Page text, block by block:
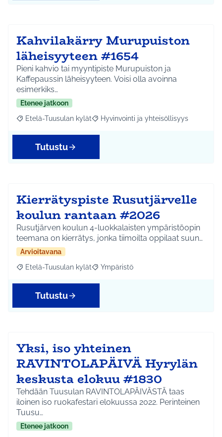
Kahvilakärry Murupuiston
läheisyyteen #1654
Pieni kahvio tai myyntipiste Murupuiston ja
Kaffepaussin läheisyyteen. Voisi olla avoinna
esimerkiks…
Etenee jatkoon
Rajaa tulokset aihepiirin mukaan: Etelä-Tuusulan kylät
Etelä-Tuusulan kylät Rajaa tulokset teeman mukaan:
Hyvinvointi ja yhteisöllisyys
Tutustu
Kierrätyspiste Rusutjärvelle
koulun rantaan #2026
Rusutjärven koulun 4-luokkalaisten ympäristöopin
teemana on kierrätys, jonka tiimoilta oppilaat suun…
Arvioitavana
Rajaa tulokset aihepiirin mukaan: Etelä-Tuusulan kylät
Etelä-Tuusulan kylät Rajaa tulokset teeman mukaan:
Ympäristö
Tutustu
Yksi, iso yhteinen
RAVINTOLAPÄIVÄ Hyrylän
keskusta elokuu #1830
Tehdään Tuusulan RAVINTOLAPÄIVÄSTÄ taas
iloinen iso ruokafestari elokuussa 2022. Perinteinen
Tuusu…
Etenee jatkoon